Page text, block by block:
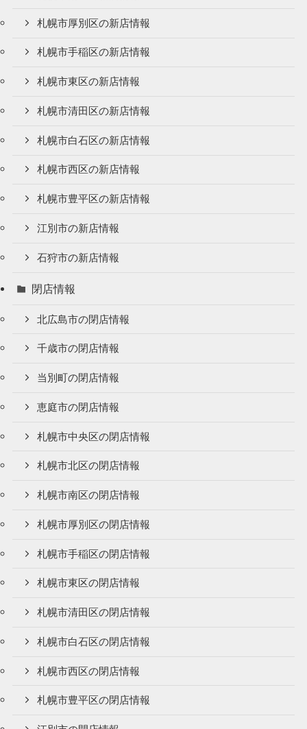
札幌市厚別区の新店情報
札幌市手稲区の新店情報
札幌市東区の新店情報
札幌市清田区の新店情報
札幌市白石区の新店情報
札幌市西区の新店情報
札幌市豊平区の新店情報
江別市の新店情報
石狩市の新店情報
閉店情報
北広島市の閉店情報
千歳市の閉店情報
当別町の閉店情報
恵庭市の閉店情報
札幌市中央区の閉店情報
札幌市北区の閉店情報
札幌市南区の閉店情報
札幌市厚別区の閉店情報
札幌市手稲区の閉店情報
札幌市東区の閉店情報
札幌市清田区の閉店情報
札幌市白石区の閉店情報
札幌市西区の閉店情報
札幌市豊平区の閉店情報